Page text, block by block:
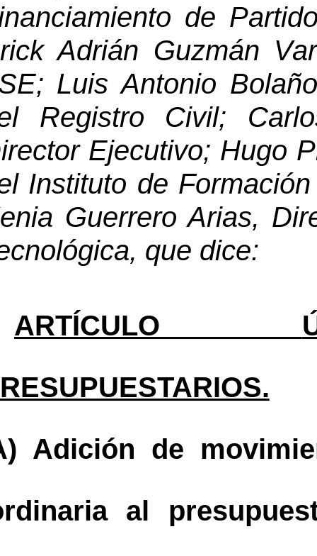
de
Adrián Guzmán
Luis Antonio
Registro Civil;
Ejecutivo; Hugo
Guerrero Arias,
, que dice:
ARTÍCULO
Adición de
al